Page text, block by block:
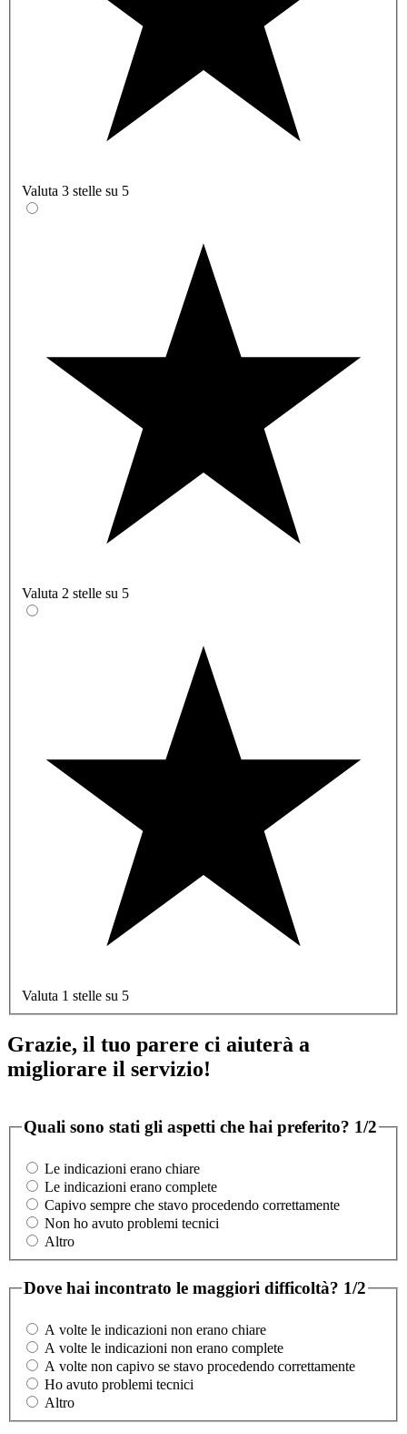
Valuta 3 stelle su 5
Valuta 2 stelle su 5
Valuta 1 stelle su 5
Grazie, il tuo parere ci aiuterà a
migliorare il servizio!
Quali sono stati gli aspetti che hai preferito? 1/2
Le indicazioni erano chiare
Le indicazioni erano complete
Capivo sempre che stavo procedendo correttamente
Non ho avuto problemi tecnici
Altro
Dove hai incontrato le maggiori difficoltà? 1/2
A volte le indicazioni non erano chiare
A volte le indicazioni non erano complete
A volte non capivo se stavo procedendo correttamente
Ho avuto problemi tecnici
Altro